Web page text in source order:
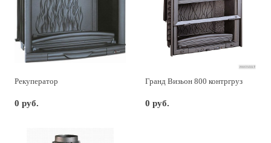
Рекуператор
0 руб.
Гранд Визьон 800 контргруз
0 руб.